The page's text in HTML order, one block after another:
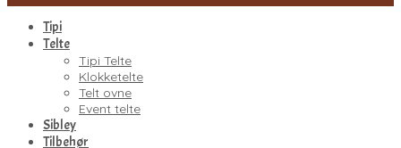
Tipi
Telte
Tipi Telte
Klokketelte
Telt ovne
Event telte
Sibley
Tilbehør